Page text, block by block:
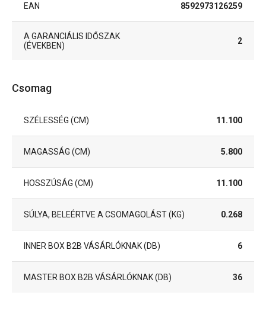
EAN 8592973126259
A GARANCIÁLIS IDŐSZAK
(ÉVEKBEN)
2
Csomag
SZÉLESSÉG (CM) 11.100
MAGASSÁG (CM) 5.800
HOSSZÚSÁG (CM) 11.100
SÚLYA, BELEÉRTVE A CSOMAGOLÁST (KG) 0.268
INNER BOX B2B VÁSÁRLÓKNAK (DB) 6
MASTER BOX B2B VÁSÁRLÓKNAK (DB) 36